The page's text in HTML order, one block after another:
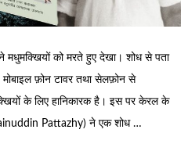
मधुमक्खियों को मरते हुए देखा। शोध से पता
फ़ोन टावर तथा सेलफ़ोन से
के लिए हानिकारक है। इस पर केरल के
Pattazhy) ने एक शोध …